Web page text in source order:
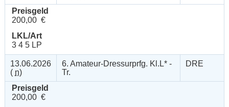
Preisgeld
200,00 €
LKL/Art
3 4 5 LP
13.06.2026
( n)
6. Amateur-Dressurprfg. Kl.L* -
Tr.
DRE
Preisgeld
200,00 €